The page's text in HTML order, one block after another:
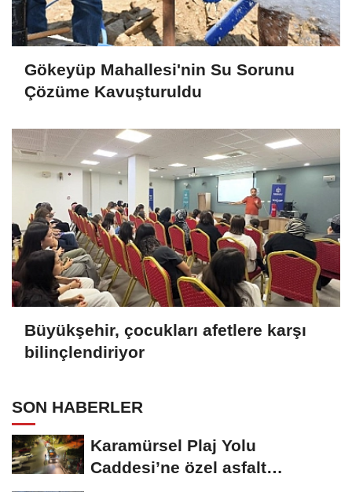
Gökeyüp Mahallesi'nin Su Sorunu
Çözüme Kavuşturuldu
Büyükşehir, çocukları afetlere karşı
bilinçlendiriyor
SON HABERLER
Karamürsel Plaj Yolu
Caddesi’ne özel asfalt